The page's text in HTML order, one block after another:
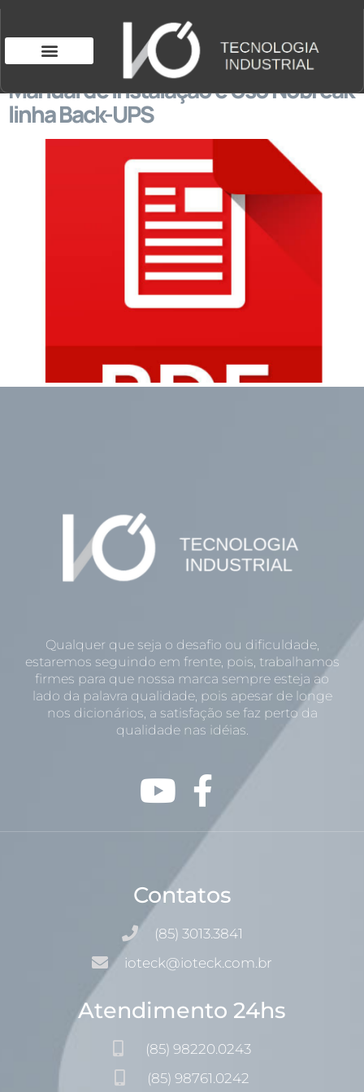
Manual de Instalação e Uso Nobreak
linha Back-UPS
Qualquer que seja o desafio ou dificuldade,
estaremos seguindo em frente, pois, trabalhamos
firmes para que nossa marca sempre esteja ao
lado da palavra qualidade, pois apesar de longe
nos dicionários, a satisfação se faz perto da
qualidade nas idéias.
Contatos
(85) 3013.3841
ioteck@ioteck.com.br
Atendimento 24hs
(85) 98220.0243
(85) 98761.0242